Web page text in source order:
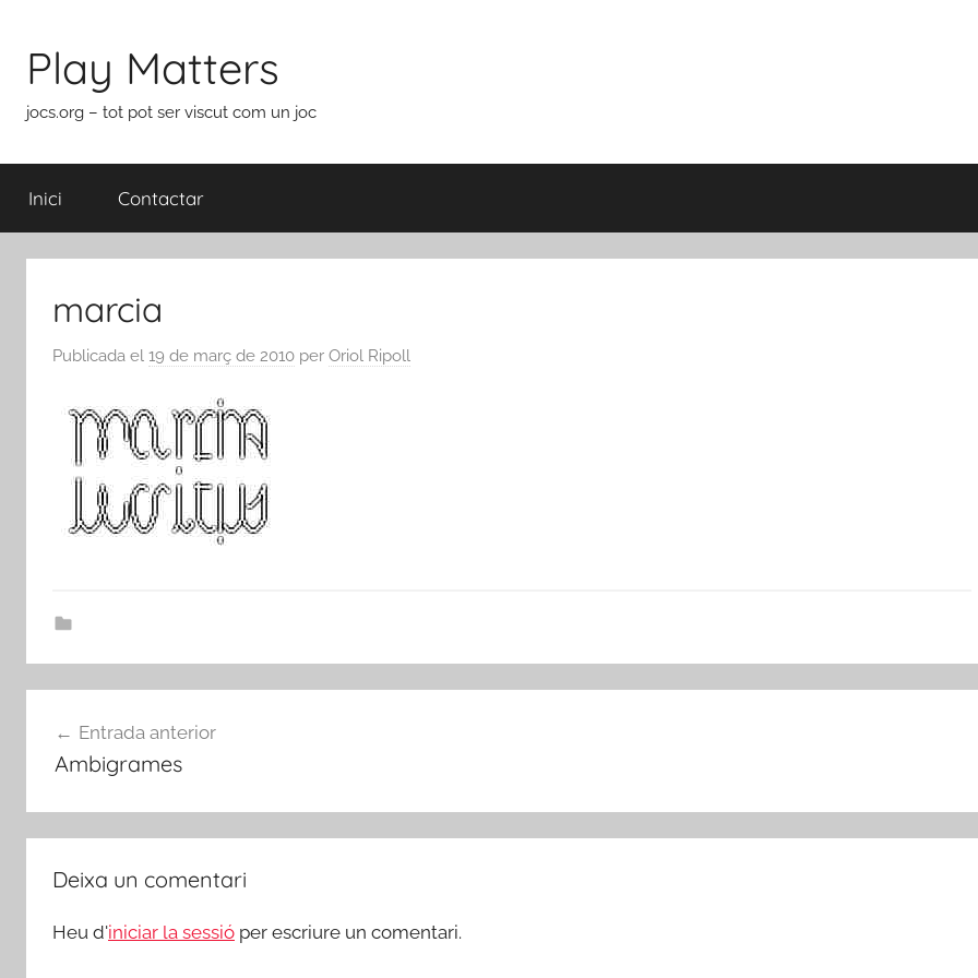
contingut
Play Matters
jocs.org – tot pot ser viscut com un joc
Inici Contactar
marcia
Publicada el 19 de març de 2010 per Oriol Ripoll
d'entrades
Entrada anterior
Ambigrames
Deixa un comentari
Heu d'iniciar la sessió per escriure un comentari.